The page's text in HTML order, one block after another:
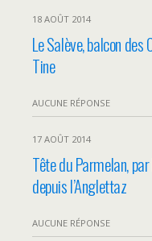
18 AOÛT 2014
Le Salève, balcon
Tine
AUCUNE RÉPONSE
17 AOÛT 2014
Tête du Parmelan,
depuis l’Anglettaz
AUCUNE RÉPONSE